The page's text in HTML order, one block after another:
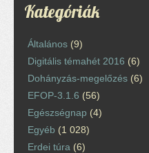
Kategóriák
Általános (9)
Digitális témahét 2016 (6)
Dohányzás-megelőzés (6)
EFOP-3.1.6 (56)
Egészségnap (4)
Egyéb (1 028)
Erdei túra (6)